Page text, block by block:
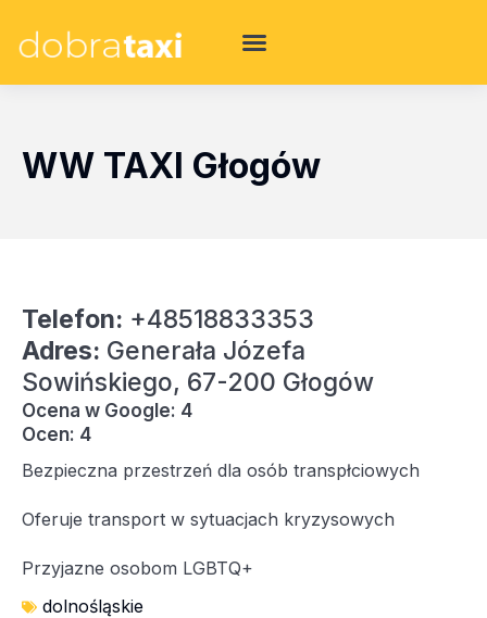
WW TAXI Głogów
Telefon: +48518833353
Adres: Generała Józefa
Sowińskiego, 67-200 Głogów
Ocena w Google: 4
Ocen: 4
Bezpieczna przestrzeń dla osób transpłciowych
Oferuje transport w sytuacjach kryzysowych
Przyjazne osobom LGBTQ+
dolnośląskie